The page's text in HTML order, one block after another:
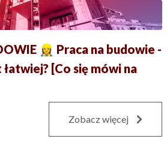
👷‍♀️ Praca na budowie -
[Co się mówi na
Zobacz więcej